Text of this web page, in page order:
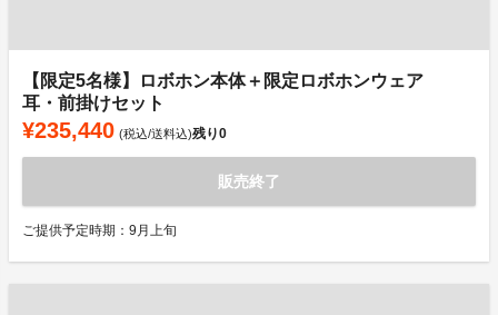
【限定5名様】ロボホン本体＋限定ロボホンウェア
耳・前掛けセット
¥235,440 (税込/送料込)残り0
販売終了
ご提供予定時期：9月上旬